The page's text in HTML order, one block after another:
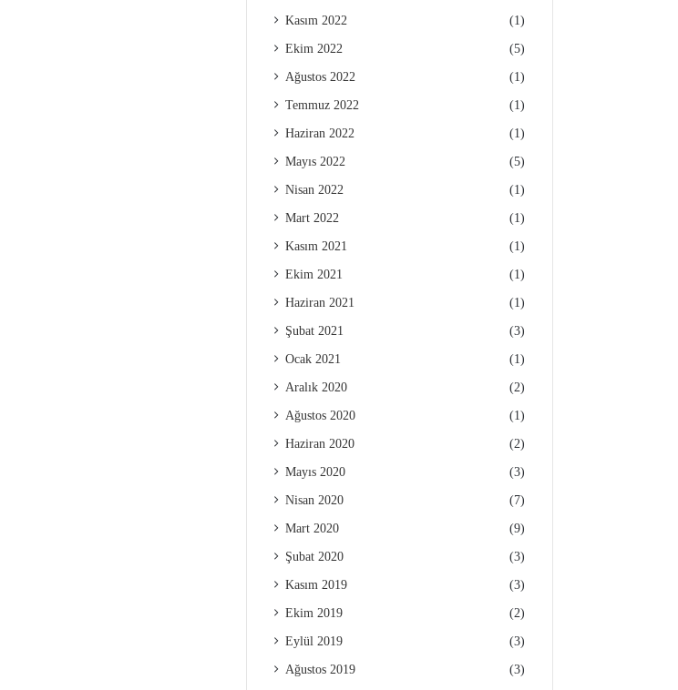
Kasım 2022 (1)
Ekim 2022 (5)
Ağustos 2022 (1)
Temmuz 2022 (1)
Haziran 2022 (1)
Mayıs 2022 (5)
Nisan 2022 (1)
Mart 2022 (1)
Kasım 2021 (1)
Ekim 2021 (1)
Haziran 2021 (1)
Şubat 2021 (3)
Ocak 2021 (1)
Aralık 2020 (2)
Ağustos 2020 (1)
Haziran 2020 (2)
Mayıs 2020 (3)
Nisan 2020 (7)
Mart 2020 (9)
Şubat 2020 (3)
Kasım 2019 (3)
Ekim 2019 (2)
Eylül 2019 (3)
Ağustos 2019 (3)